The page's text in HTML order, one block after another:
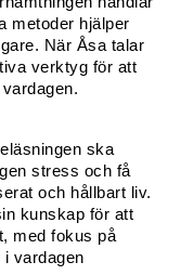
metoder hjälper
När Åsa talar
verktyg för att
ska
stress och få
och hållbart liv.
kunskap för att
med fokus på
vardagen